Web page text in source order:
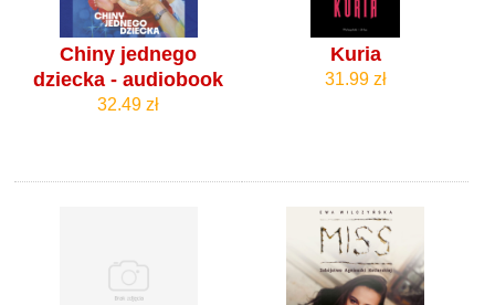
Chiny jednego
dziecka - audiobook
32.49 zł
Kuria
31.99 zł